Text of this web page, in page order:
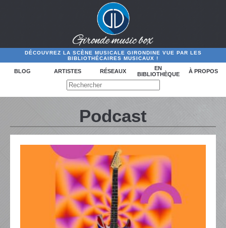
DÉCOUVREZ LA SCÈNE MUSICALE GIRONDINE VUE PAR LES
BIBLIOTHÉCAIRES MUSICAUX !
BLOG ARTISTES RÉSEAUX
EN
BIBLIOTHÈQUE
À PROPOS
Podcast